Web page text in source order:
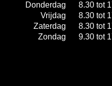
Donderdag
8.30 tot
Vrijdag
8.30 tot
Zaterdag
8.30 tot
Zondag
9.30 tot